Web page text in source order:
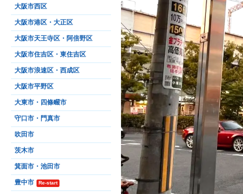
大阪市西区
大阪市港区・大正区
大阪市天王寺区・阿倍野区
大阪市住吉区・東住吉区
大阪市浪速区・西成区
大阪市平野区
大東市・四條畷市
守口市・門真市
吹田市
茨木市
箕面市・池田市
豊中市 Re-start